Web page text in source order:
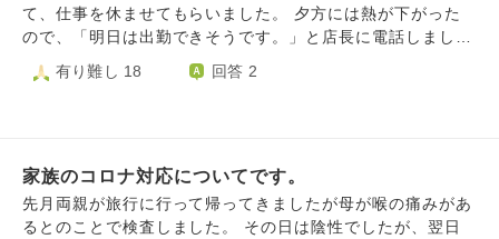
て、仕事を休ませてもらいました。 夕方には熱が下がった
ので、「明日は出勤できそうです。」と店長に電話しまし
た。すると、「熱が下がったら明日は頑張ってね。」と言わ
れました。 次の日の朝(水曜日)も熱はなかったので出勤しま
りました。。 今週、職場の人の身内の方が亡くなりまし
た。 仕事を休んだ日、私は病院に行きませんでした。(熱が
出てすぐに検査をしても、正しい検査結果が出ないと聞いた
有り難し 18 回答 2
家族のコロナ対応についてです。
先月両親が旅行に行って帰ってきましたが母が喉の痛みがあ
るとのことで検査しました。 その日は陰性でしたが、翌日